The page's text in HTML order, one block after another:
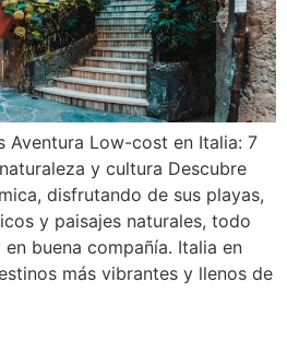
Aventura Low-cost en Italia: 7
y cultura Descubre
disfrutando de sus playas,
y paisajes naturales, todo
buena compañía. Italia en
más vibrantes y llenos de